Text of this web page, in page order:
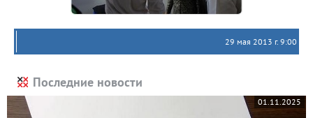
29 мая 2013 г. 9:00
Последние новости
01.11.2025